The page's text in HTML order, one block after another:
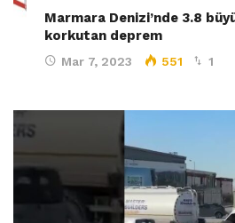
Marmara Denizi’nde 3.8
korkutan deprem
Mar 7, 2023 551 1